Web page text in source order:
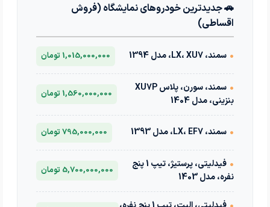
🚗 جدیدترین خودروهای نمایشگاه (فروش
اقساطی)
• سمند، LX، XU7، مدل 1394 1,015,000,000 تومان
•
سمند، سورن، پلاس XU7P
بنزینی، مدل 1404
1,560,000,000 تومان
• سمند، LX، EF7، مدل 1393 795,000,000 تومان
•
فیدلیتی، پرستیژ، تیپ 1 پنج
نفره، مدل 1403
5,700,000,000 تومان